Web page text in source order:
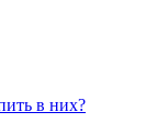
в них?